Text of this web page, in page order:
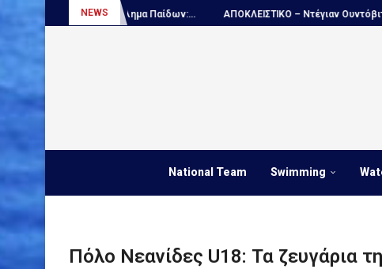
NEWS
Παίδων:... ΑΠΟΚΛΕΙΣΤΙΚΟ – Ντέγιαν Ουντόβιτσιτς... Πόλο,
National Team Swimming
Πόλο Νεανίδες U18: Τα ζευγάρια